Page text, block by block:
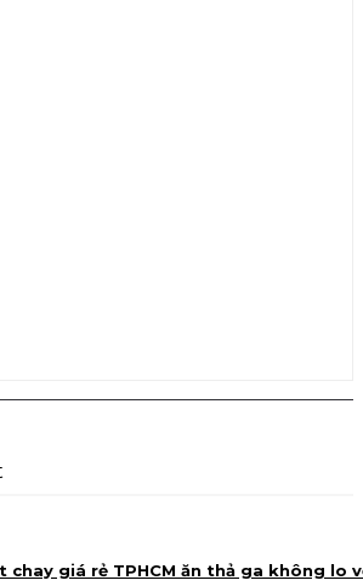
giá rẻ TPHCM ăn thả ga không lo